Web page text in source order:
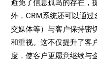
避免了信息孤岛的存在，
外，CRM系统还可以通
交媒体等）与客户保持密
和重视。这不仅提升了客
度，使客户更愿意继续与